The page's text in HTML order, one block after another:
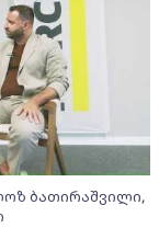
ბათირაშვილი,